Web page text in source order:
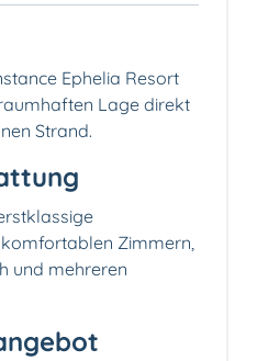
Ephelia Resort
Lage direkt
Strand.
Zimmern,
und mehreren